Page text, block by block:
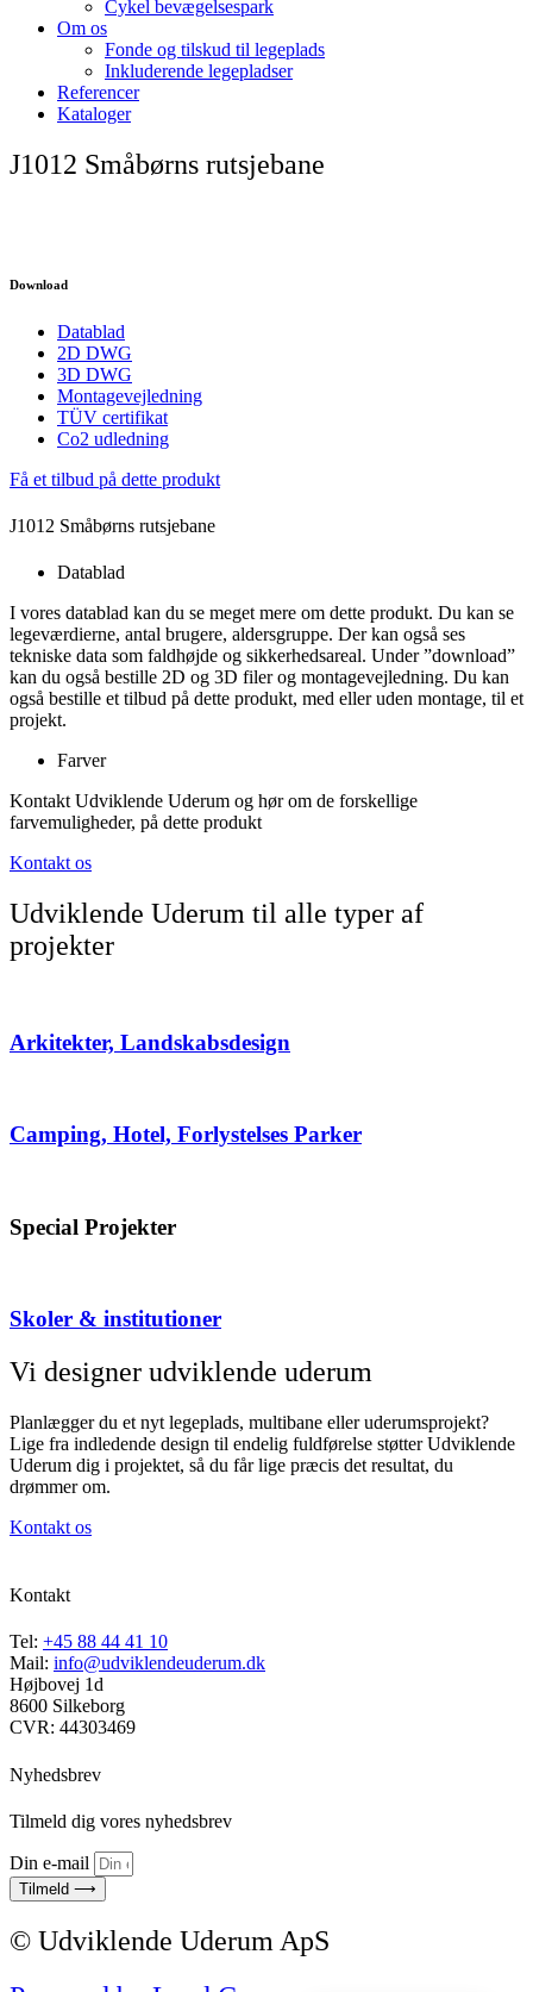
Cykel bevægelsespark
Om os
Fonde og tilskud til legeplads
Inkluderende legepladser
Referencer
Kataloger
J1012 Småbørns rutsjebane
Download
Datablad
2D DWG
3D DWG
Montagevejledning
TÜV certifikat
Co2 udledning
Få et tilbud på dette produkt
J1012 Småbørns rutsjebane
Datablad
I vores datablad kan du se meget mere om dette produkt. Du kan se
legeværdierne, antal brugere, aldersgruppe. Der kan også ses
tekniske data som faldhøjde og sikkerhedsareal. Under ”download”
kan du også bestille 2D og 3D filer og montagevejledning. Du kan
også bestille et tilbud på dette produkt, med eller uden montage, til et
projekt.
Farver
Kontakt Udviklende Uderum og hør om de forskellige
farvemuligheder, på dette produkt
Kontakt os
Udviklende Uderum til alle typer af
projekter
Arkitekter, Landskabsdesign
Camping, Hotel, Forlystelses Parker
Special Projekter
Skoler & institutioner
Vi designer udviklende uderum
Planlægger du et nyt legeplads, multibane eller uderumsprojekt?
Lige fra indledende design til endelig fuldførelse støtter Udviklende
Uderum dig i projektet, så du får lige præcis det resultat, du
drømmer om.
Kontakt os
Kontakt
Tel: +45 88 44 41 10
Mail: info@udviklendeuderum.dk
Højbovej 1d
8600 Silkeborg
CVR: 44303469
Nyhedsbrev
Tilmeld dig vores nyhedsbrev
Din e-mail
Tilmeld ⟶
© Udviklende Uderum ApS